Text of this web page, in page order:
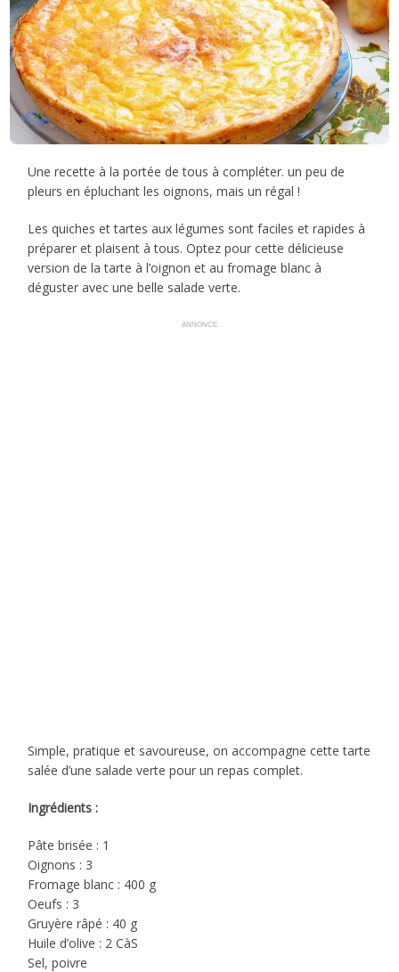
Une recette à la portée de tous à compléter. un peu de
pleurs en épluchant les oignons, mais un régal !
Les quiches et tartes aux légumes sont faciles et rapides à
préparer et plaisent à tous. Optez pour cette délicieuse
version de la tarte à l’oignon et au fromage blanc à
déguster avec une belle salade verte.
ANNONCE
Simple, pratique et savoureuse, on accompagne cette tarte
salée d’une salade verte pour un repas complet.
Ingrédients :
Pâte brisée : 1
Oignons : 3
Fromage blanc : 400 g
Oeufs : 3
Gruyère râpé : 40 g
Huile d’olive : 2 CàS
Sel, poivre